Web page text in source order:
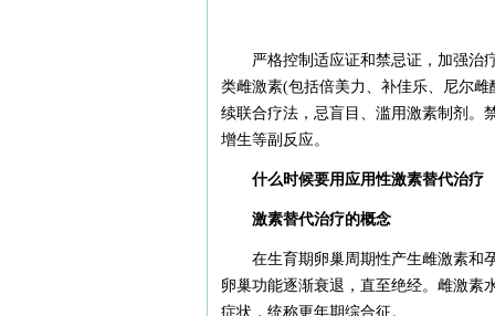
严格控制适应证和禁忌证，加强治
类雌激素(包括倍美力、补佳乐、尼尔
续联合疗法，忌盲目、滥用激素制剂。
增生等副反应。
什么时候要用应用性激素替代治疗
激素替代治疗的概念
在生育期卵巢周期性产生雌激素和
卵巢功能逐渐衰退，直至绝经。雌激素
症状，统称更年期综合征。